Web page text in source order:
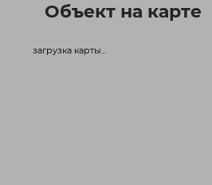
Объект на карте
загрузка карты...